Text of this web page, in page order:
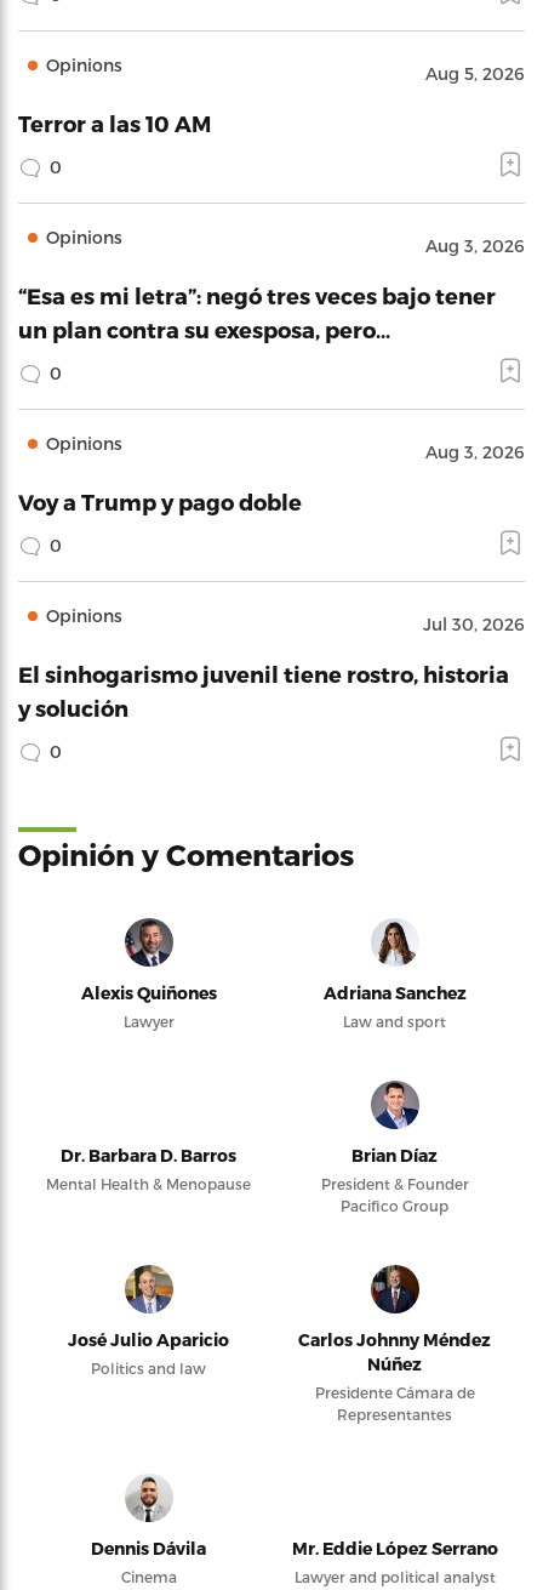
Opinions Aug 5, 2026
Terror a las 10 AM
0
Opinions Aug 3, 2026
“Esa es mi letra”: negó tres veces bajo tener
un plan contra su exesposa, pero…
0
Opinions Aug 3, 2026
Voy a Trump y pago doble
0
Opinions Jul 30, 2026
El sinhogarismo juvenil tiene rostro, historia
y solución
0
Opinión y Comentarios
Alexis Quiñones
Lawyer
Adriana Sanchez
Law and sport
Dr. Barbara D. Barros
Mental Health & Menopause
Brian Díaz
President & Founder
Pacifico Group
José Julio Aparicio
Politics and law
Carlos Johnny Méndez
Núñez
Presidente Cámara de
Representantes
Dennis Dávila
Cinema
Mr. Eddie López Serrano
Lawyer and political analyst